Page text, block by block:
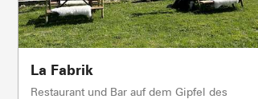
La Fabrik
Restaurant und Bar auf dem Gipfel des